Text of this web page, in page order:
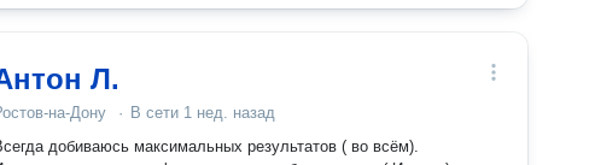
Л.
на-Дону · В сети 1 нед. назад
добиваюсь максимальных результатов ( во всëм).